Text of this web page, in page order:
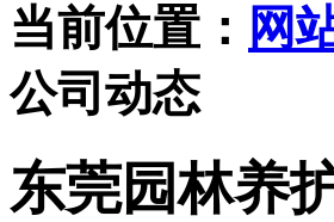
当前位置： 网
公司动态
东莞园林养